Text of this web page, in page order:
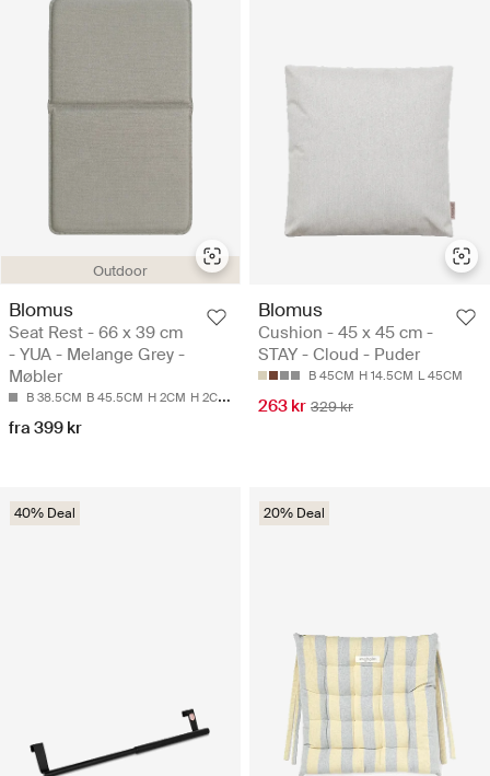
Outdoor
Blomus
Seat Rest - 66 x 39 cm
- YUA - Melange Grey -
Møbler
B 38.5CM B 45.5CM H 2CM H 2CM L 66CM
fra 399 kr
Blomus
Cushion - 45 x 45 cm -
STAY - Cloud - Puder
B 45CM H 14.5CM L 45CM
263 kr 329 kr
40% Deal 20% Deal